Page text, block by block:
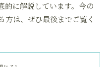
に解説しています。 今の
方は、ぜひ最後までご覧く